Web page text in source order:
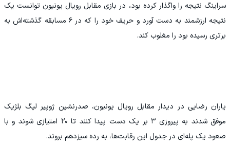
سراینگ نتیجه را واگذار کرده بود، در بازی مقابل رویال یونیون توانست یک
نتیجه ارزشمند به دست آورد و حریف خود را که در ۶ مسابقه گذشته‌اش به
برتری رسیده بود را مغلوب کند.
یاران رضایی در دیدار مقابل رویال یونیون، صدرنشین ژوپیر لیگ بلژیک
موفق شدند به پیروزی ۳ بر یک دست پیدا کنند تا ۲۰ امتیازی شوند و با
صعود یک پله‌ای در جدول این رقابت‌ها، به رده سیزدهم بروند.